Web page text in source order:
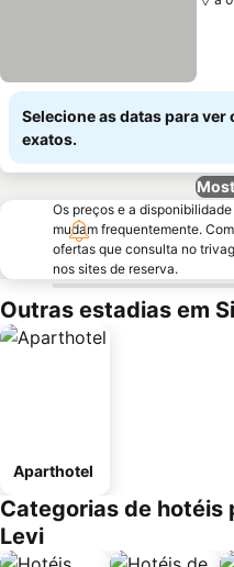
Selecione as datas para ver
exatos.
Os preços e a
mudam frequentemente.
ofertas que consulta no
nos sites de reserva.
Outras estadias em
Aparthotel
Categorias de hotéis
Levi